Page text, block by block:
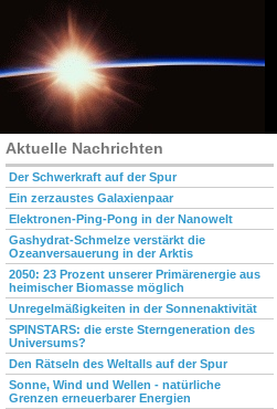
Aktuelle Nachrichten
Der Schwerkraft auf der Spur
Ein zerzaustes Galaxienpaar
Elektronen-Ping-Pong in der Nanowelt
Gashydrat-Schmelze verstärkt die
Ozeanversauerung in der Arktis
2050: 23 Prozent unserer Primärenergie aus
heimischer Biomasse möglich
Unregelmäßigkeiten in der Sonnenaktivität
SPINSTARS: die erste Sterngeneration des
Universums?
Den Rätseln des Weltalls auf der Spur
Sonne, Wind und Wellen - natürliche
Grenzen erneuerbarer Energien